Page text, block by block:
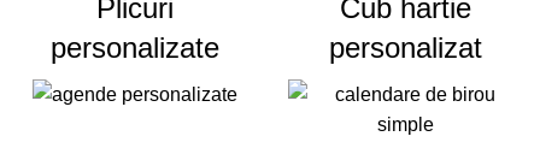
Plicuri
personalizate
Cub hartie
personalizat